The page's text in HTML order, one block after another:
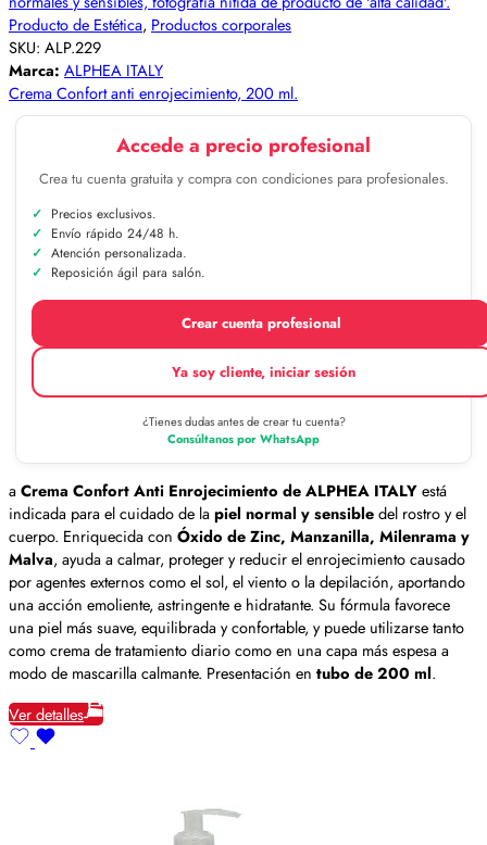
Producto de Estética, Productos corporales
SKU: ALP.229
Marca: ALPHEA ITALY
Crema Confort anti enrojecimiento, 200 ml.
Accede a precio profesional
Crea tu cuenta gratuita y compra con condiciones para profesionales.
Precios exclusivos.
Envío rápido 24/48 h.
Atención personalizada.
Reposición ágil para salón.
Crear cuenta profesional
Ya soy cliente, iniciar sesión
¿Tienes dudas antes de crear tu cuenta?
Consúltanos por WhatsApp
aCrema Confort Anti Enrojecimiento de ALPHEA ITALYestá
indicada para el cuidado de lapiel normal y sensibledel rostro y el
cuerpo. Enriquecida con Óxido de Zinc, Manzanilla, Milenrama y
Malva, ayuda a calmar, proteger y reducir el enrojecimiento causado
por agentes externos como el sol, el viento o la depilación, aportando
una acción emoliente, astringente e hidratante. Su fórmula favorece
una piel más suave, equilibrada y confortable, y puede utilizarse tanto
como crema de tratamiento diario como en una capa más espesa a
modo de mascarilla calmante. Presentación en tubo de 200 ml.
Ver detalles